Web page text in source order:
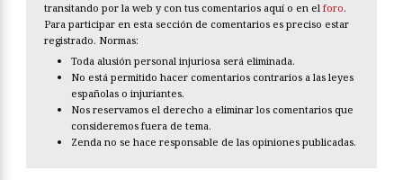
transitando por la web y con tus comentarios aquí o en el foro.
Para participar en esta sección de comentarios es preciso estar
registrado. Normas:
Toda alusión personal injuriosa será eliminada.
No está permitido hacer comentarios contrarios a las leyes
españolas o injuriantes.
Nos reservamos el derecho a eliminar los comentarios que
consideremos fuera de tema.
Zenda no se hace responsable de las opiniones publicadas.